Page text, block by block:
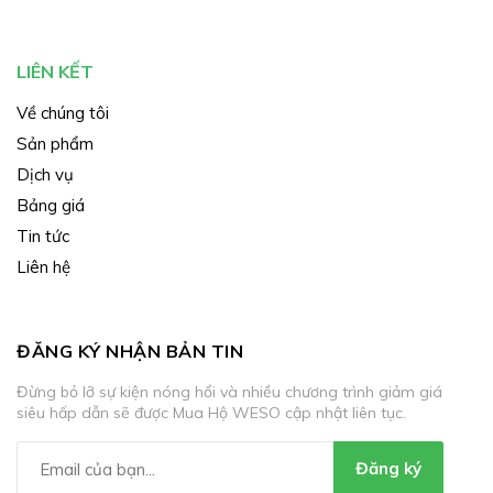
LIÊN KẾT
Về chúng tôi
Sản phẩm
Dịch vụ
Bảng giá
Tin tức
Liên hệ
ĐĂNG KÝ NHẬN BẢN TIN
Đừng bỏ lỡ sự kiện nóng hổi và nhiều chương trình giảm giá
siêu hấp dẫn sẽ được Mua Hộ WESO cập nhật liên tục.
Đăng ký